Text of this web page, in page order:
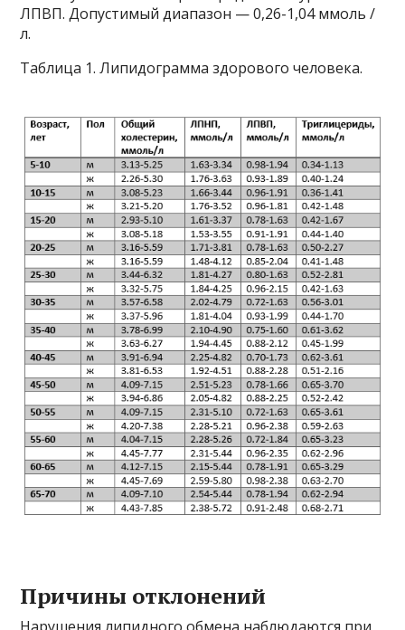
ЛПВП. Допустимый диапазон — 0,26-1,04 ммоль /
л.
Таблица 1. Липидограмма здорового человека.
Причины отклонений